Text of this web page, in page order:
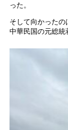
った。
そして向かったの
中華民国の元総統